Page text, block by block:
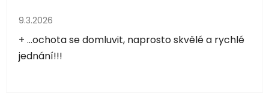
Hodnocení obchodu je 5 z 5 hvězdiček.
9.3.2026
+ ...ochota se domluvit, naprosto skvělé a rychlé
jednání!!!